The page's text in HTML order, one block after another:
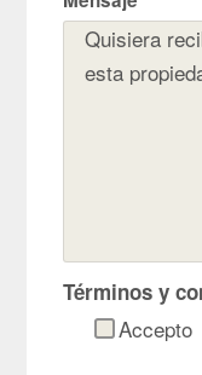
Términos y
Accepto